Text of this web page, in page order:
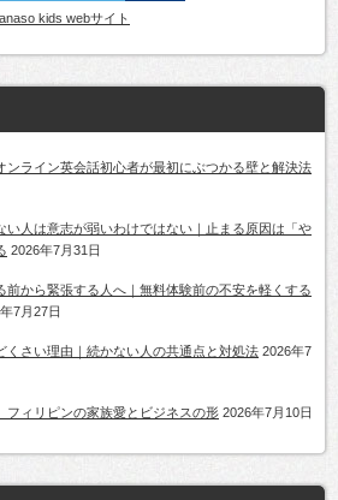
kids webサイト
ライン英会話初心者が最初にぶつかる壁と解決法
い人は意志が弱いわけではない｜止まる原因は「や
2026年7月31日
前から緊張する人へ｜無料体験前の不安を軽くする
7月27日
くさい理由｜続かない人の共通点と対処法 2026年7
フィリピンの家族愛とビジネスの形 2026年7月10日